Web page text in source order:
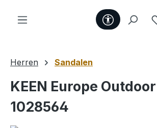
Herren Sandalen
KEEN Europe
1028564